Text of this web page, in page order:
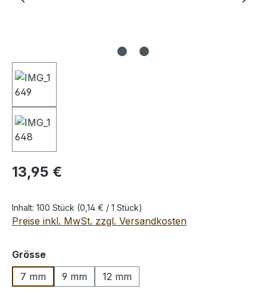
Regulärer Preis:
13,95 €
Inhalt: 100 Stück (0,14 € / 1 Stück)
Preise inkl. MwSt. zzgl. Versandkosten
Grösseauswählen
7 mm
9 mm 12 mm